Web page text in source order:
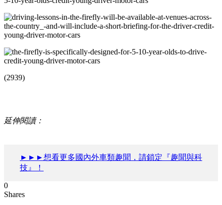
(2939)
延伸閱讀：
►►►想看更多國內外車類趣聞，請鎖定『趣聞與科
技』！
0
Shares